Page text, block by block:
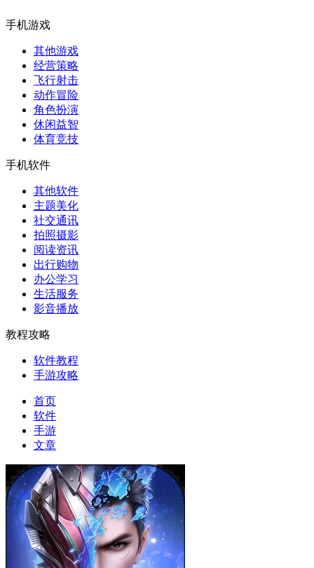
手机游戏
其他游戏
经营策略
飞行射击
动作冒险
角色扮演
休闲益智
体育竞技
手机软件
其他软件
主题美化
社交通讯
拍照摄影
阅读资讯
出行购物
办公学习
生活服务
影音播放
教程攻略
软件教程
手游攻略
首页
软件
手游
文章